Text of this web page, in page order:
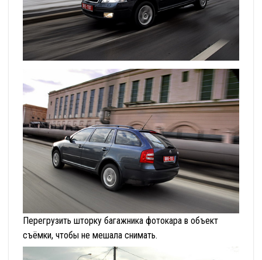
Перегрузить шторку багажника фотокара в объект
съёмки, чтобы не мешала снимать.